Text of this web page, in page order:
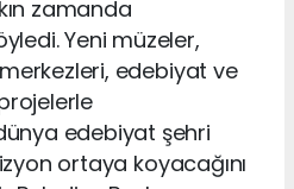
zamanda
Yeni müzeler,
edebiyat ve
edebiyat şehri
ortaya koyacağını